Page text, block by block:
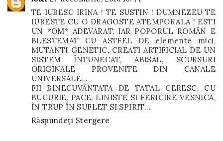
TE IUBESC IRINA ! TE SUSTIN ! DUMNEZEU TE
IUBESTE CU O DRAGOSTE ATEMPORALA ! ESTI
UN *OM* ADEVARAT, IAR POPORUL ROMÂN E
BLESTEMAT CU ASTFEL DE elemente mici,
MUTANTI GENETIC, CREATI ARTIFICIAL DE UN
SISTEM ÎNTUNECAT, ABISAL, SCURSURI
ORIGINALE PROVENITE DIN CANALE
UNIVERSALE...
FII BINECUVÂNTATA DE TATAL CERESC, CU
BUCURIE, PACE, LINISTE SI FERICIRE VESNICA,
ÎN TRUP ÎN SUFLET SI SPIRIT...
Răspundeți Ștergere